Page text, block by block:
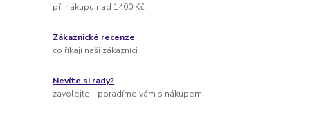
při nákupu nad 1400 Kč
Zákaznické recenze
co říkají naši zákazníci
Nevíte si rady?
zavolejte - poradíme vám s nákupem